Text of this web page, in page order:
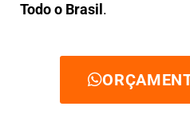
Todo o Brasil .